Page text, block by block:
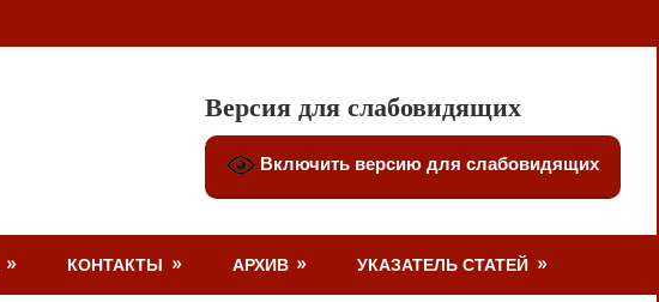
Версия для слабовидящих
Включить версию для слабовидящих
КОНТАКТЫ АРХИВ УКАЗАТЕЛЬ СТАТЕЙ